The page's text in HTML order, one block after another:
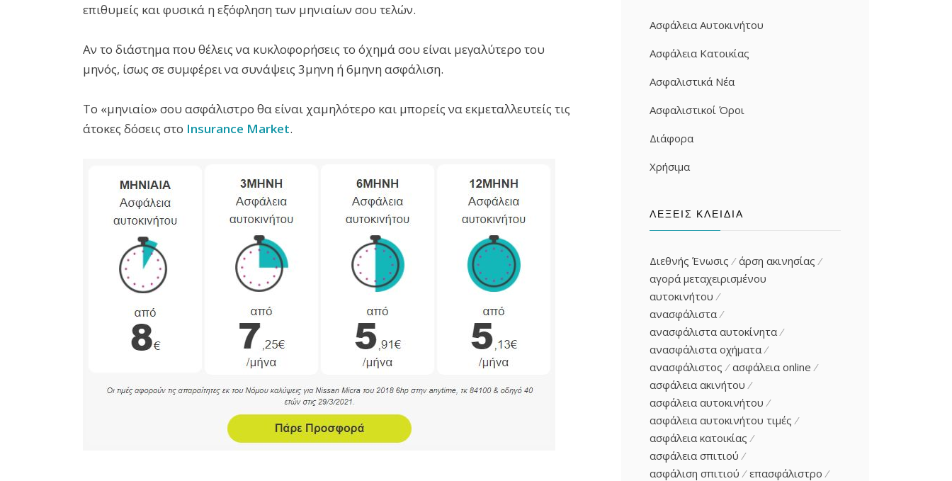
επιθυμείς και φυσικά η εξόφληση των μηνιαίων σου τελών.
Αν το διάστημα που θέλεις να κυκλοφορήσεις το όχημά σου είναι μεγαλύτερο του
μηνός, ίσως σε συμφέρει να συνάψεις 3μηνη ή 6μηνη ασφάλιση.
Tο «μηνιαίο» σου ασφάλιστρο θα είναι χαμηλότερο και μπορείς να εκμεταλλευτείς τις
άτοκες δόσεις στο Insurance Market.
Ασφάλεια Αυτοκινήτου
Ασφάλεια Κατοικίας
Ασφαλιστικά Νέα
Ασφαλιστικοί Όροι
Διάφορα
Χρήσιμα
ΛΈΞΕΙΣ ΚΛΕΙΔΙΆ
Διεθνής Ένωσις
άρση ακινησίας
αγορά μεταχειρισμένου
αυτοκινήτου
ανασφάλιστα
ανασφάλιστα αυτοκίνητα
ανασφάλιστα οχήματα
ανασφάλιστος
ασφάλεια online
ασφάλεια ακινήτου
ασφάλεια αυτοκινήτου
ασφάλεια αυτοκινήτου τιμές
ασφάλεια κατοικίας
ασφάλεια σπιτιού
ασφάλιση σπιτιού
επασφάλιστρο